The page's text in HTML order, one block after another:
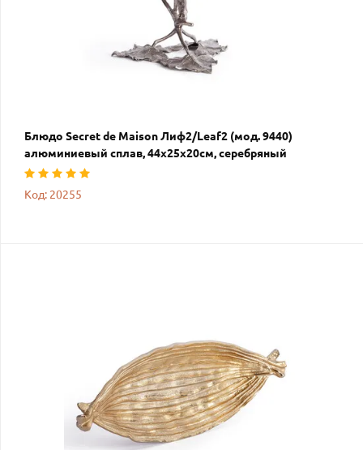
Блюдо Secret de Maison Лиф2/Leaf2 (мод. 9440)
алюминиевый сплав, 44х25х20см, серебряный
Код: 20255